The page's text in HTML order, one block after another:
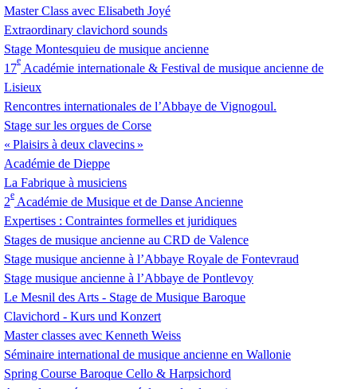
Master Class avec Elisabeth Joyé
Extraordinary clavichord sounds
Stage Montesquieu de musique ancienne
17
e
Académie internationale & Festival de musique ancienne de
Lisieux
Rencontres internationales de l’Abbaye de Vignogoul.
Stage sur les orgues de Corse
« Plaisirs à deux clavecins »
Académie de Dieppe
La Fabrique à musiciens
2
e
Académie de Musique et de Danse Ancienne
Expertises : Contraintes formelles et juridiques
Stages de musique ancienne au CRD de Valence
Stage musique ancienne à l’Abbaye Royale de Fontevraud
Stage musique ancienne à l’Abbaye de Pontlevoy
Le Mesnil des Arts - Stage de Musique Baroque
Clavichord - Kurs und Konzert
Master classes avec Kenneth Weiss
Séminaire international de musique ancienne en Wallonie
Spring Course Baroque Cello & Harpsichord